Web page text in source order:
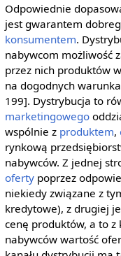
Odpowiednie
jest gwarantem
konsumentem.
nabywcom możliwość
przez nich produktów
na dogodnych
199]. Dystrybucja to
marketingowego
wspólnie z produktem,
rynkową
nabywców. Z jednej
ofertypoprzez
niekiedy związane z
kredytowe), z drugiej
cenę produktów, a to z
nabywców wartość